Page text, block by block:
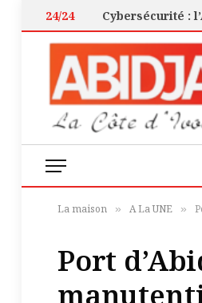
24/24
La maison » A La UNE »
Port